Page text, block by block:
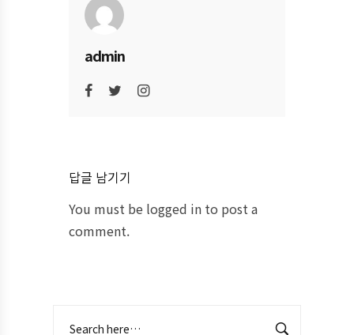
admin
답글 남기기
You must be logged in to post a
comment.